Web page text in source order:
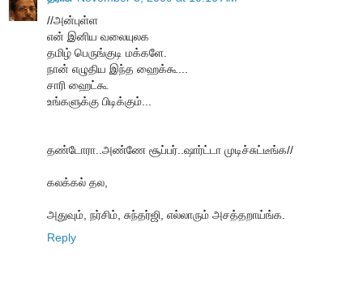
//அன்புள்ள
என் இனிய வலையுலக
தமிழ் பெருங்குடி மக்களே.
நான் எழுதிய இந்த ஹைக்கூ...
சாரி ஹைட்கூ
உங்களுக்கு பிடிக்கும்...
தண்டோரா..அண்ணே சூப்பர்..ஷார்ட்டா முடிச்சுட்டீங்க//
கலக்கல் தல,
அதுவும், நர்சிம், சுந்தர்ஜி, எல்லாரும் அசத்தறாய்ங்க.
Reply